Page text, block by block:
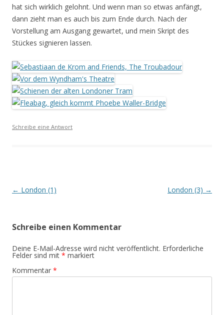
hat sich wirklich gelohnt. Und wenn man so etwas anfängt,
dann zieht man es auch bis zum Ende durch. Nach der
Vorstellung am Ausgang gewartet, und mein Skript des
Stückes signieren lassen.
Schreibe eine Antwort
Beitrags-
← London (1) London (3) →
Schreibe einen Kommentar
Deine E-Mail-Adresse wird nicht veröffentlicht. Erforderliche
Felder sind mit * markiert
Kommentar *